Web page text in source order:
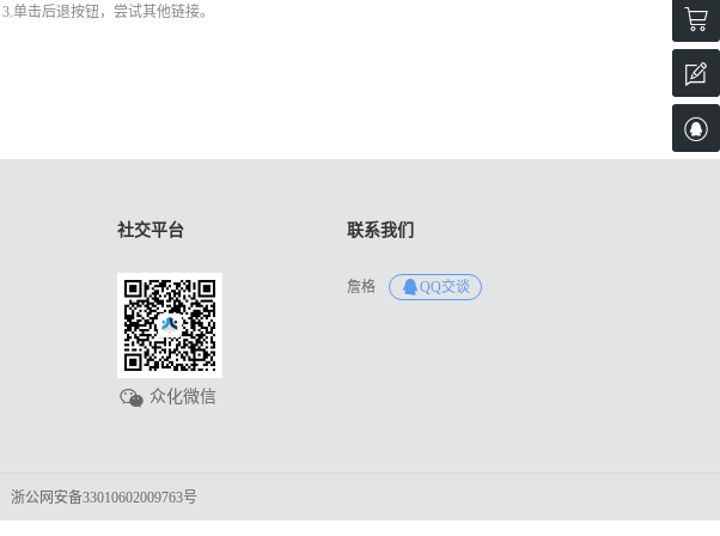
3.单击后退按钮，尝试其他链接。 


工
周
詹
社交平台
众化微信
联系我们
詹格 QQ交谈
浙公网安备33010602009763号